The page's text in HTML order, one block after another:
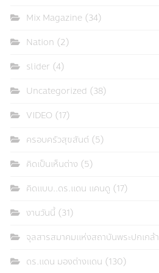
Mix Magazine (34)
Nation (2)
slider (4)
Uncategorized (38)
VIDEO (17)
ครอบครัวสุขสันต์ (5)
คิดเป็นเห็นต่าง (5)
คิดแบบ..ดร.แดน แคนดู (17)
งานวันนี้ (31)
จุลสารสมาคมแห่งสถาบันพระปกเกล้า
ดร.แดน มองต่างแดน (130)